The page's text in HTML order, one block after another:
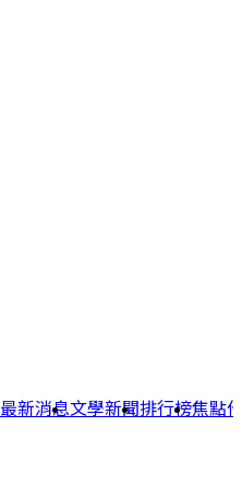
最新消息文學新聞排行榜焦點